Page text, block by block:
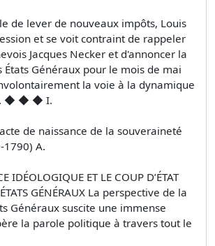
de lever de nouveaux impôts, Louis
et se voit contraint de rappeler
Jacques Necker et d'annoncer la
États Généraux pour le mois de mai
la voie à la dynamique
◆ ◆ ◆ I.
de naissance de la souveraineté
A.
IDÉOLOGIQUE ET LE COUP D’ÉTAT
GÉNÉRAUX La perspective de la
Généraux suscite une immense
la parole politique à travers tout le